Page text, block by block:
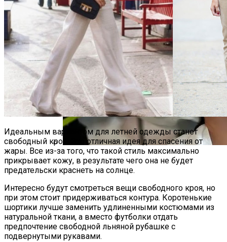
Лунный Календарь Окрашивания
Волос На Октябрь 2025 Года
Самая Известная Охота На Ведьм В
Истории: Как Проходил Салемский
Процесс
Идеальным вариантом для летней одежды станет
свободный крой. Это отличная идея для спасения от
жары. Все из-за того, что такой стиль максимально
прикрывает кожу, в результате чего она не будет
предательски краснеть на солнце.
Интересно будут смотреться вещи свободного кроя, но
при этом стоит придерживаться контура. Коротенькие
шортики лучше заменить удлиненными костюмами из
натуральной ткани, а вместо футболки отдать
предпочтение свободной льняной рубашке с
подвернутыми рукавами.